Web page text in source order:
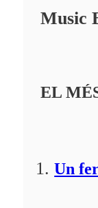
Music
EL
Un